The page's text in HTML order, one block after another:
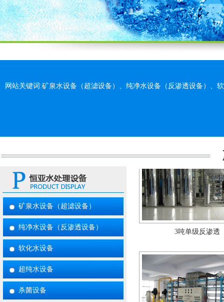
网站关键词:矿泉水设备（超滤设备）、纯净水设备（反渗透设备）、
3吨单级反渗透
矿泉水设备（超滤设备）
纯净水设备（反渗透设备）
软化水设备
超纯水设备
杀菌设备